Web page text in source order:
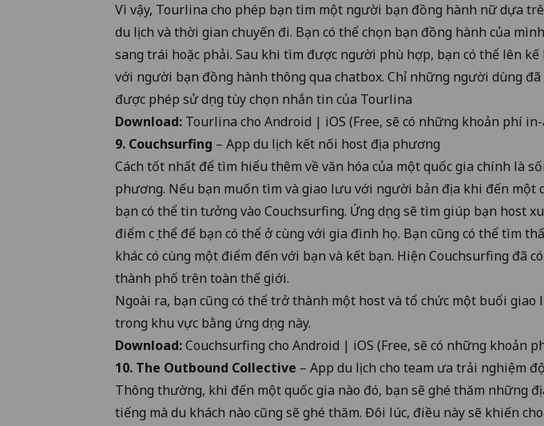
Vì vậy, Tourlina cho phép bạn tìm một người bạn đồng hành nữ dựa
du lịch và thời gian chuyến đi. Bạn có thể chọn bạn đồng hành của
sang trái hoặc phải. Sau khi tìm được người phù hợp, bạn có thể lên kế
với người bạn đồng hành thông qua chatbox. Chỉ những người dùng
được phép sử dụng tùy chọn nhắn tin của Tourlina
Download: Tourlina cho Android | iOS (Free, sẽ có những khoản phí
9. Couchsurfing – App du lịch kết nối host địa phương
Cách tốt nhất để tìm hiểu thêm về văn hóa của một quốc gia chính là
phương. Nếu bạn muốn tìm và giao lưu với người bản địa khi đến một
bạn có thể tin tưởng vào Couchsurfing. Ứng dụng sẽ tìm giúp bạn host
điểm cụ thể để bạn có thể ở cùng với gia đình họ. Bạn cũng có thể tìm
khác có cùng một điểm đến với bạn và kết bạn. Hiện Couchsurfing đã
thành phố trên toàn thế giới.
Ngoài ra, bạn cũng có thể trở thành một host và tổ chức một buổi giao
trong khu vực bằng ứng dụng này.
Download:Couchsurfing cho Android | iOS (Free, sẽ có những khoản
10. The Outbound Collective – App du lịch cho team ưa trải nghiệm
Thông thường, khi đến một quốc gia nào đó, bạn sẽ ghé thăm những
tiếng mà du khách nào cũng sẽ ghé thăm. Đôi lúc, điều này sẽ khiến